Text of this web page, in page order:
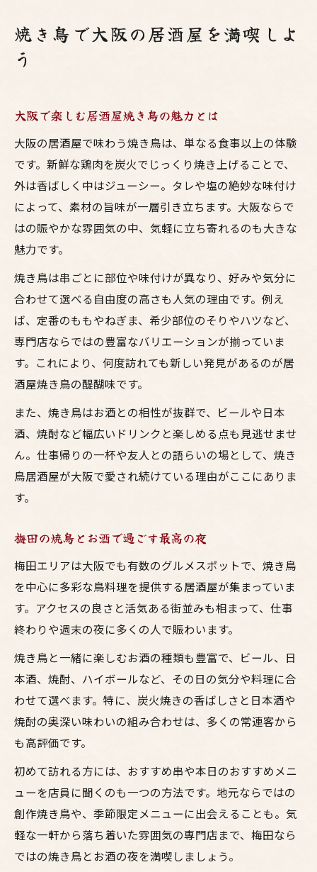
梅田でお酒と焼き鳥を楽しむポイント
お酒とともに楽しむ大阪の鳥料理
梅田の居酒屋で堪能する焼き鳥体験
鳥料理を通じた焼鳥の魅力と楽しみ方
焼鳥の魅力と大阪鳥料理の奥深さ
鳥料理を知り尽くす焼き鳥の選び方
居酒屋で味わう鳥料理の楽しみ方
焼鳥とお酒で広がる鳥料理の世界
梅田で焼き鳥とお酒を味わう極意
鳥料理と相性抜群なお酒の選び方
居酒屋おすすめの焼き鳥ペアリング術
焼き鳥とお酒の最高の組み合わせ方
大阪梅田で楽しむ焼鳥とお酒の魅力
大阪の居酒屋で焼鳥を存分に堪能する秘訣
大阪で焼鳥を堪能する居酒屋活用法
焼き鳥とお酒で大阪の味を満喫しよう
仕事帰りに最適！梅田の鳥料理おすすめ情報
仕事帰りに梅田で焼き鳥とお酒を満喫
大阪ならではの鳥料理を仕事帰りに
焼鳥とお酒でリラックスする梅田の夜
梅田の居酒屋でおすすめの鳥料理体験
焼き鳥で大阪の居酒屋を満喫しよ
う
大阪で楽しむ居酒屋焼き鳥の魅力とは
大阪の居酒屋で味わう焼き鳥は、単なる食事以上の体験
です。新鮮な鶏肉を炭火でじっくり焼き上げることで、
外は香ばしく中はジューシー。タレや塩の絶妙な味付け
によって、素材の旨味が一層引き立ちます。大阪ならで
はの賑やかな雰囲気の中、気軽に立ち寄れるのも大きな
魅力です。
焼き鳥は串ごとに部位や味付けが異なり、好みや気分に
合わせて選べる自由度の高さも人気の理由です。例え
ば、定番のももやねぎま、希少部位のそりやハツなど、
専門店ならではの豊富なバリエーションが揃っていま
す。これにより、何度訪れても新しい発見があるのが居
酒屋焼き鳥の醍醐味です。
また、焼き鳥はお酒との相性が抜群で、ビールや日本
酒、焼酎など幅広いドリンクと楽しめる点も見逃せませ
ん。仕事帰りの一杯や友人との語らいの場として、焼き
鳥居酒屋が大阪で愛され続けている理由がここにありま
す。
梅田の焼鳥とお酒で過ごす最高の夜
梅田エリアは大阪でも有数のグルメスポットで、焼き鳥
を中心に多彩な鳥料理を提供する居酒屋が集まっていま
す。アクセスの良さと活気ある街並みも相まって、仕事
終わりや週末の夜に多くの人で賑わいます。
焼き鳥と一緒に楽しむお酒の種類も豊富で、ビール、日
本酒、焼酎、ハイボールなど、その日の気分や料理に合
わせて選べます。特に、炭火焼きの香ばしさと日本酒や
焼酎の奥深い味わいの組み合わせは、多くの常連客から
も高評価です。
初めて訪れる方には、おすすめ串や本日のおすすめメニ
ューを店員に聞くのも一つの方法です。地元ならではの
創作焼き鳥や、季節限定メニューに出会えることも。気
軽な一軒から落ち着いた雰囲気の専門店まで、梅田なら
ではの焼き鳥とお酒の夜を満喫しましょう。